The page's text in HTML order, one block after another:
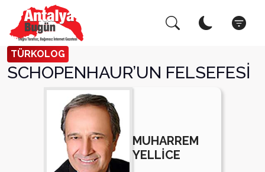
TÜRKOLOG
SCHOPENHAUR’UN FELSEFESİ
MUHARREM
YELLİCE
Arama Yap! Kapat